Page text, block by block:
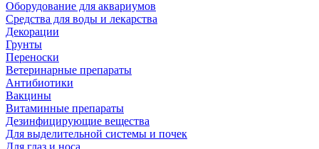
Оборудование для аквариумов
Средства для воды и лекарства
Декорации
Грунты
Переноски
Ветеринарные препараты
Антибиотики
Вакцины
Витаминные препараты
Дезинфицирующие вещества
Для выделительной системы и почек
Для глаз и носа